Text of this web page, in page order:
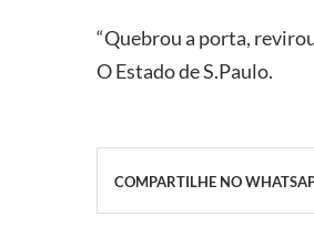
“Quebrou a porta,
O Estado de S.Paulo.
COMPARTILHE NO